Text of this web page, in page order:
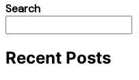
Search
Recent Posts